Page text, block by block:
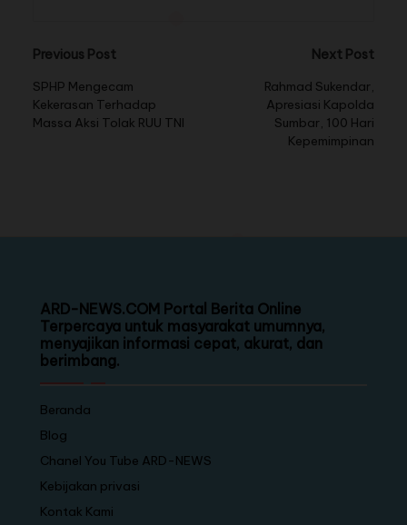
Previous Post
SPHP Mengecam
Kekerasan Terhadap
Massa Aksi Tolak RUU TNI
Next Post
Rahmad Sukendar,
Apresiasi Kapolda
Sumbar, 100 Hari
Kepemimpinan
ARD-NEWS.COM Portal Berita Online
Terpercaya untuk masyarakat umumnya,
menyajikan informasi cepat, akurat, dan
berimbang.
Beranda
Blog
Chanel You Tube ARD-NEWS
Kebijakan privasi
Kontak Kami